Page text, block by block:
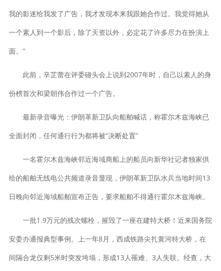
我的影迷给我发了广告，我才发现本来我跟她合作过。我觉得她从
一个素人到一个影后，除了天资以外，必定花了许多尽力在扮演上
面。”
此前，辛芷蕾在评委碰头会上说到2007年时，自己以素人的身
份榜首次和梁朝伟合作过一个广告。
最新录音曝光：伊朗革新卫队向船舶喊话，称霍尔木兹海峡已
全面封闭，任何通行行为都将被“决断处置”
一名霍尔木兹海峡邻近海域商船上的船员向新华社记者独家供
给的船舶无线电公共频道录音显现，伊朗革新卫队水兵当地时间13
日晚向邻近海域船舶宣布正告，要求船舶不得通行霍尔木兹海峡。
一批1.9万元的残次螺栓，摧毁了一座在建特大桥！近来国务院
安委办通报典型事例。上一年8月，西成铁路尖扎黄河特大桥，在
间隔合龙仅剩5米时突发垮塌，形成13人罹难、3人失联。经查，大